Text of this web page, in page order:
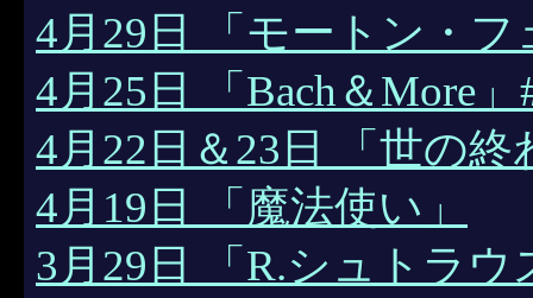
4月29日 「モートン・
4月25日 「Bach＆More」
4月22日＆23日 「世の
4月19日 「魔法使い」
3月29日 「R.シュトラウ